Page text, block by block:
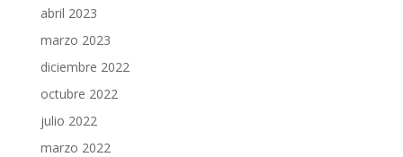
abril 2023
marzo 2023
diciembre 2022
octubre 2022
julio 2022
marzo 2022